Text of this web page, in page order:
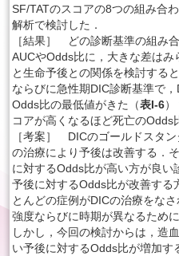
SF/TATのスコアの8つの組み合
解析で検討した．
［結果］ どの診断基準の組み
AUCやOdds比に，大きな差は
と生命予後との関係を検討する
ならびに急性期DIC診断基準で
Odds比の最低値がきた（表I-6）
コアが高くなるほど死亡のOdds
［考案］ DICのゴールドスタ
の治療により予後は改善する．
に対するOdds比が高い方が良い
予後に対するOdds比が改善する
とんどの症例がDICの治療をな
強度ならびに時期が異なるため
しかし，今回の検討からは，造
い予後に対するOdds比が増加す